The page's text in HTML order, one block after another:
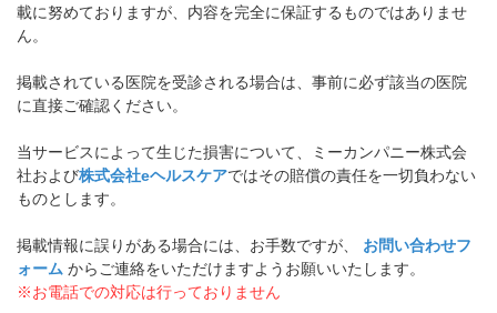
載に努めておりますが、内容を完全に保証するものではありませ
ん。
掲載されている医院を受診される場合は、事前に必ず該当の医院
に直接ご確認ください。
当サービスによって生じた損害について、ミーカンパニー株式会
社および株式会社eヘルスケアではその賠償の責任を一切負わない
ものとします。
掲載情報に誤りがある場合には、お手数ですが、
お問い合わせフ
ォーム からご連絡をいただけますようお願いいたします。
※お電話での対応は行っておりません